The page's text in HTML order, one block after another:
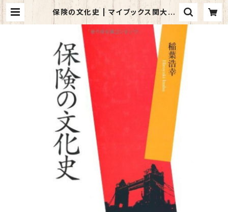
保険の文化史 | マイブックス関大前
店(店頭受取オーダー用)